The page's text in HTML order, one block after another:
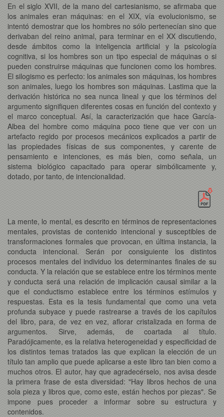
En el siglo XVII, de la mano del cartesianismo, se afirmaba que
los animales eran máquinas: en el XIX, vía evolucionismo, se
intentó demostrar que los hombres no sólo pertenecían sino que
derivaban del reino animal, para terminar en el XX discutiendo,
desde ámbitos como la inteligencia artificial y la psicología
cognitiva, si los hombres son un tipo especial de máquinas o si
pueden construirse máquinas que funcionen como los hombres.
El silogismo es perfecto: los animales son máquinas, los hombres
son animales, luego los hombres son máquinas. Lastima que la
derivación histórica no sea nunca lineal y que los términos del
argumento signifiquen diferentes cosas en función del contexto y
el marco conceptual. Así, la caracterización que hace García-
Albea del hombre como máquina poco tiene que ver con un
artefacto regido por procesos mecánicos explicados a partir de
las propiedades físicas de sus componentes, y carente de
pensamiento e intenciones, es más bien, como señala, un
sistema biológico capacitado para operar simbólicamente y,
dotado, por tanto, de intencionalidad.
La mente, lo mental, es descrito en términos de representaciones
mentales, provistas de contenido intencional y susceptibles de
transformaciones formales que provocan, en última instancia, la
conducta intencional. Serán por consiguiente los distintos
procesos mentales del individuo los determinantes finales de su
conducta. Y la relación que se establece entre los términos mente
y conducta será una relación de implicación causal similar a la
que el conductismo establece entre los términos estímulos y
respuestas. Esta es la tesis fundamental que como una veta
profunda subyace y puede rastrearse a través de los capítulos
del libro, para, de vez en vez, aflorar cristalizada en forma de
argumentos. Sirve, además, de coartada al título.
Paradójicamente, es la relativa heterogeneidad y especificidad de
los distintos temas tratados las que explican la elección de un
título tan amplio que puede aplicarse a este libro tan bien como a
muchos otros. El autor, hay que agradecérselo, nos avisa desde
la primera frase de esta diversidad: "Hay libros hechos de una
sola pieza y libros que, como este, están hechos por piezas". Se
impone pues proceder a informar sobre su estructura y
contenidos.